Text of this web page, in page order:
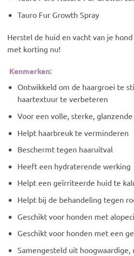
Tauro Fur Growth Spray
Herstel de huid en vacht van je
met korting nu!
Kenmerken:
Ontwikkeld om de haargroei te
haartextuur te verbeteren
Voor een volle, sterke,
Helpt haarbreuk te verminderen
Beschermt tegen haaruitval
Heeft een hydraterende werking
Helpt een geïrriteerde huid te
Helpt bij de behandeling tegen
Geschikt voor honden met
Geschikt voor honden met een
Samengesteld uit hoogwaardige,